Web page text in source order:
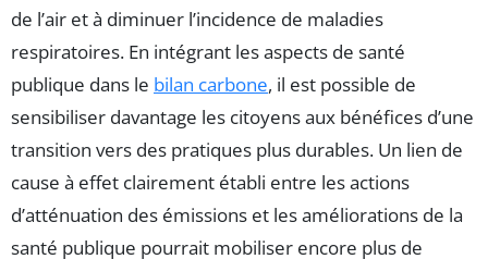
de l’air et à diminuer l’incidence de maladies
respiratoires. En intégrant les aspects de santé
publique dans le bilan carbone, il est possible de
sensibiliser davantage les citoyens aux bénéfices d’une
transition vers des pratiques plus durables. Un lien de
cause à effet clairement établi entre les actions
d’atténuation des émissions et les améliorations de la
santé publique pourrait mobiliser encore plus de